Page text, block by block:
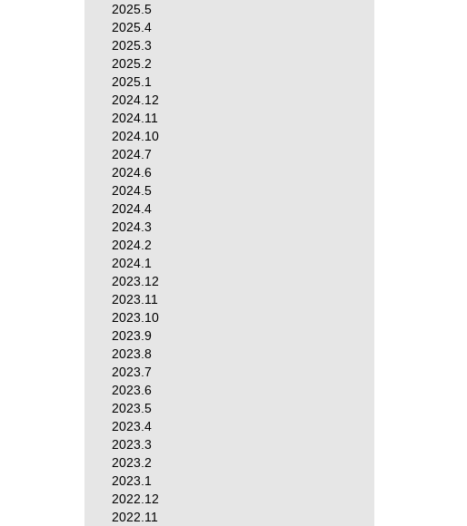
2025.5
2025.4
2025.3
2025.2
2025.1
2024.12
2024.11
2024.10
2024.7
2024.6
2024.5
2024.4
2024.3
2024.2
2024.1
2023.12
2023.11
2023.10
2023.9
2023.8
2023.7
2023.6
2023.5
2023.4
2023.3
2023.2
2023.1
2022.12
2022.11